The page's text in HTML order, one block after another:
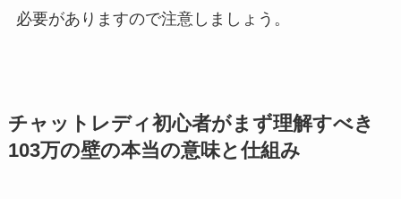
必要がありますので注意しましょう。
チャットレディ初心者がまず理解すべき
103万の壁の本当の意味と仕組み